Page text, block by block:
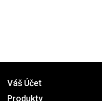
Váš Účet
Produkty